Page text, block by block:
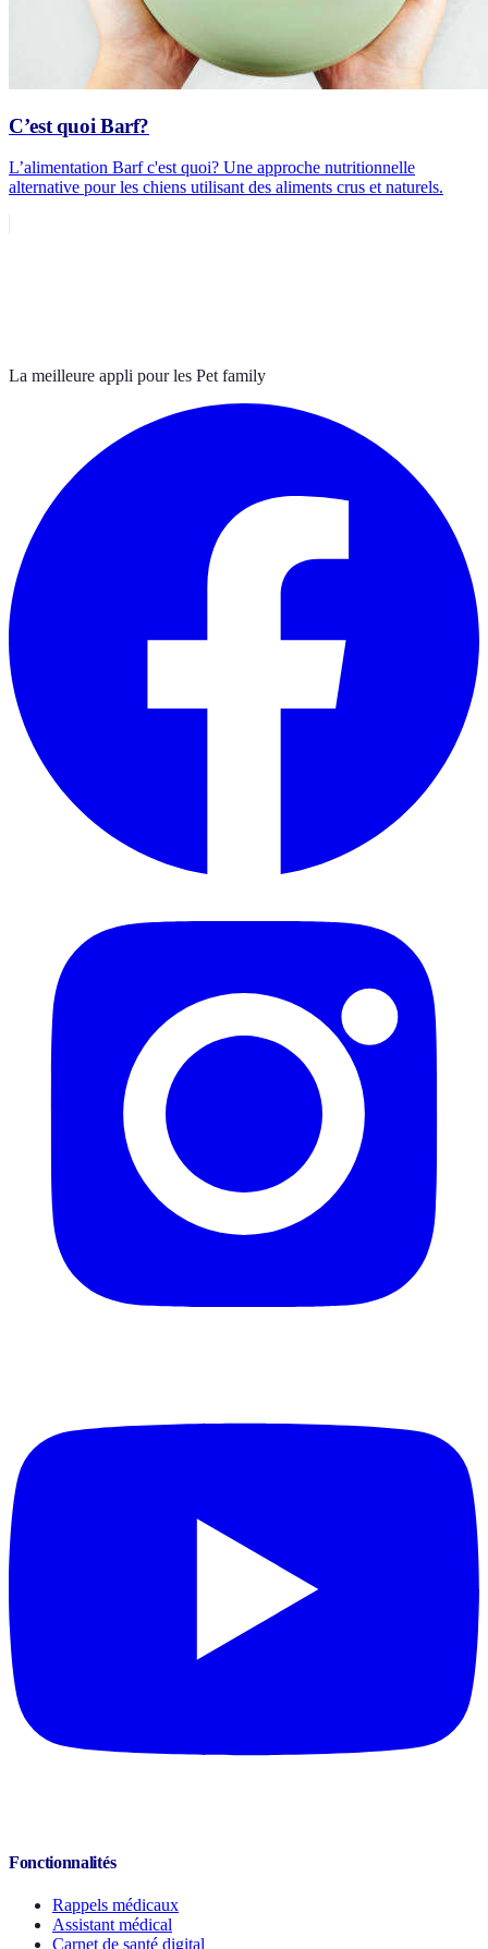
C’est quoi Barf?
L’alimentation Barf c'est quoi? Une approche nutritionnelle
alternative pour les chiens utilisant des aliments crus et naturels.
La meilleure appli pour les Pet family
Fonctionnalités
Rappels médicaux
Assistant médical
Carnet de santé digital